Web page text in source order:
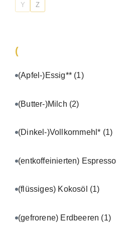
Y Z
(
(Apfel-)Essig** (1)
(Butter-)Milch (2)
(Dinkel-)Vollkornmehl* (1)
(entkoffeinierten) Espresso
(flüssiges) Kokosöl (1)
(gefrorene) Erdbeeren (1)